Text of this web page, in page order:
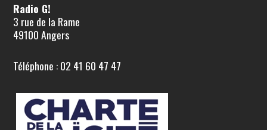
Radio G!
3 rue de la Rame
49100 Angers
Téléphone : 02 41 60 47 47